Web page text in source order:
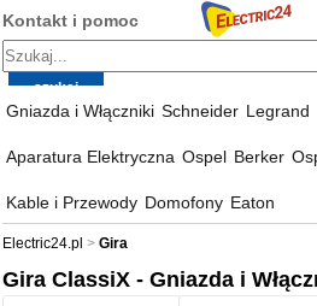
Kontakt i pomoc
Gniazda i Włączniki Schneider Legrand
Aparatura Elektryczna Ospel Berker
Kable i Przewody Domofony Eaton
Electric24.pl Gira
Gira ClassiX - Gniazda i